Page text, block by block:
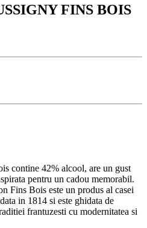
FINS BOIS
contine 42% alcool, are un gust
pentru un cadou memorabil.
Fins Bois este un produs al casei
in 1814 si este ghidata de
frantuzesti cu modernitatea si